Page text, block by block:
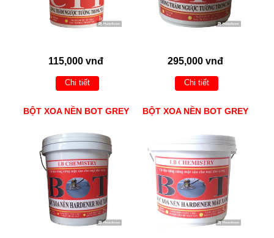
115,000 vnđ
Chi tiết
295,000 vnđ
Chi tiết
BỘT XOA NỀN BOT GREY BỘT XOA NỀN BOT GREY